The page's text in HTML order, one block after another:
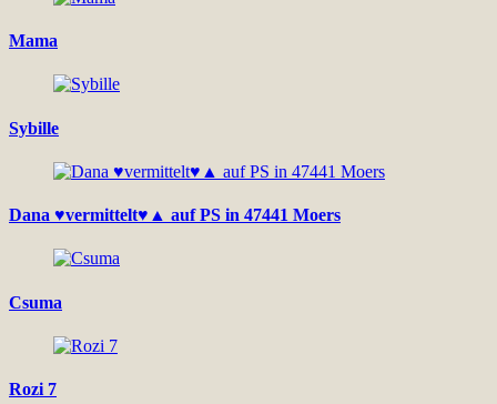
Mama
Sybille
Dana ♥vermittelt♥▲ auf PS in 47441 Moers
Csuma
Rozi 7